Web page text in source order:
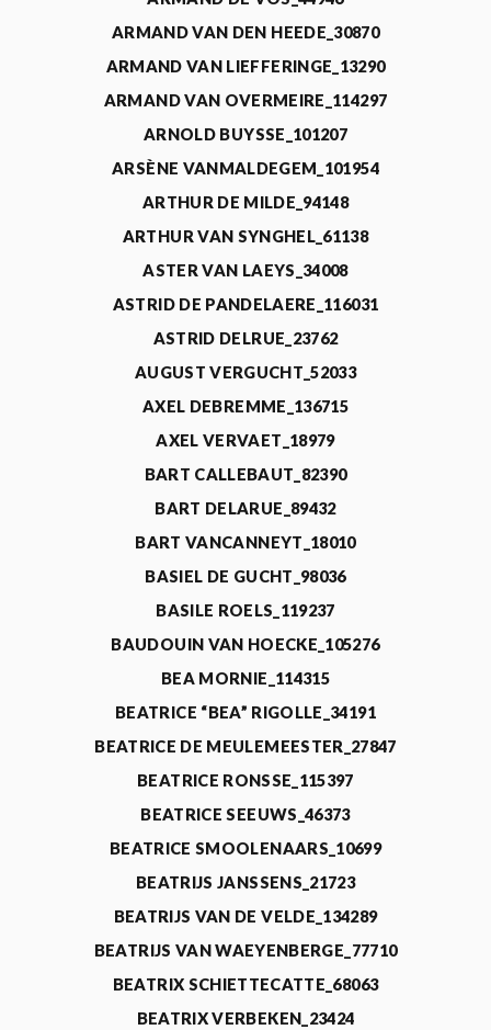
ARMAND VAN DEN HEEDE_30870
ARMAND VAN LIEFFERINGE_13290
ARMAND VAN OVERMEIRE_114297
ARNOLD BUYSSE_101207
ARSÈNE VANMALDEGEM_101954
ARTHUR DE MILDE_94148
ARTHUR VAN SYNGHEL_61138
ASTER VAN LAEYS_34008
ASTRID DE PANDELAERE_116031
ASTRID DELRUE_23762
AUGUST VERGUCHT_52033
AXEL DEBREMME_136715
AXEL VERVAET_18979
BART CALLEBAUT_82390
BART DELARUE_89432
BART VANCANNEYT_18010
BASIEL DE GUCHT_98036
BASILE ROELS_119237
BAUDOUIN VAN HOECKE_105276
BEA MORNIE_114315
BEATRICE “BEA” RIGOLLE_34191
BEATRICE DE MEULEMEESTER_27847
BEATRICE RONSSE_115397
BEATRICE SEEUWS_46373
BEATRICE SMOOLENAARS_10699
BEATRIJS JANSSENS_21723
BEATRIJS VAN DE VELDE_134289
BEATRIJS VAN WAEYENBERGE_77710
BEATRIX SCHIETTECATTE_68063
BEATRIX VERBEKEN_23424